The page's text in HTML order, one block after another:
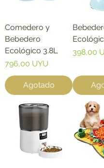
Comedero y
Bebedero
Ecológico 3.8L
Precio
796,00 UYU
Agotado
Precio
398,00